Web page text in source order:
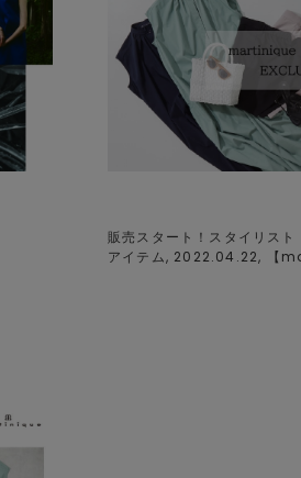
販売スタート！スタイリスト
アイテム, 2022.04.22, 【